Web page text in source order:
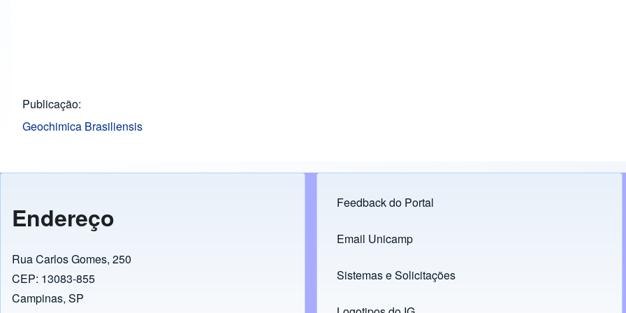
Publicação
Geochimica Brasiliensis
Endereço
Rua Carlos Gomes, 250
CEP: 13083-855
Campinas, SP
Footer menu
Feedback do Portal
Links
Email Unicamp
(opens in new tab)
Sistemas e Solicitações
(opens in new tab)